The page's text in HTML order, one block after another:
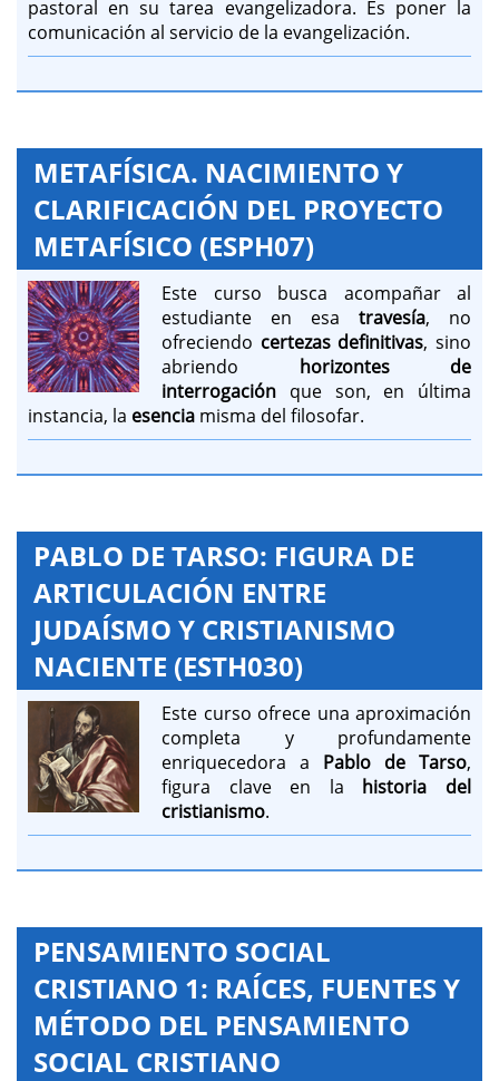
pastoral en su tarea evangelizadora. Es poner la
comunicación al servicio de la evangelización.
METAFÍSICA. NACIMIENTO Y
CLARIFICACIÓN DEL PROYECTO
METAFÍSICO (ESPH07)
Este curso busca acompañar al
estudiante en esa travesía, no
ofreciendo certezas definitivas, sino
abriendo horizontes de
interrogación que son, en última
instancia, la esencia misma del filosofar.
PABLO DE TARSO: FIGURA DE
ARTICULACIÓN ENTRE
JUDAÍSMO Y CRISTIANISMO
NACIENTE (ESTH030)
Este curso ofrece una aproximación
completa y profundamente
enriquecedora a Pablo de Tarso,
figura clave en la historia del
cristianismo.
PENSAMIENTO SOCIAL
CRISTIANO 1: RAÍCES, FUENTES Y
MÉTODO DEL PENSAMIENTO
SOCIAL CRISTIANO